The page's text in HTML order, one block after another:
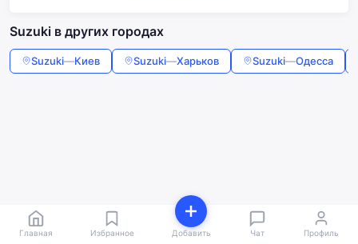
Suzuki в других городах
Suzuki—Киев Suzuki—Харьков Suzuki—Одесса
Главная Избранное Добавить Чат Профиль